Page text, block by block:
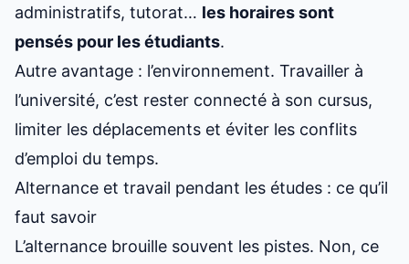
administratifs, tutorat… les horaires sont
pensés pour les étudiants.
Autre avantage : l’environnement. Travailler à
l’université, c’est rester connecté à son cursus,
limiter les déplacements et éviter les conflits
d’emploi du temps.
Alternance et travail pendant les études : ce qu’il
faut savoir
L’alternance brouille souvent les pistes. Non, ce